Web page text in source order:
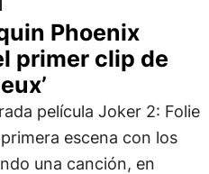
Phoenix
primer clip de
película Joker 2: Folie
escena con los
una canción, en